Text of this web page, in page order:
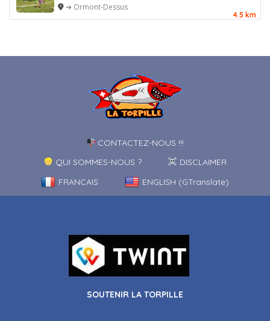
➔ Ormont-Dessus
4.5 km
CONTACTEZ-NOUS !!!
QUI SOMMES-NOUS ?
DISCLAIMER
FRANCAIS
ENGLISH (GTranslate)
SOUTENIR LA TORPILLE